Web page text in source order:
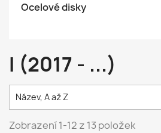
Ocelové disky
I (2017 - ...)
Název, A až Z
Zobrazení 1-12 z 13 položek